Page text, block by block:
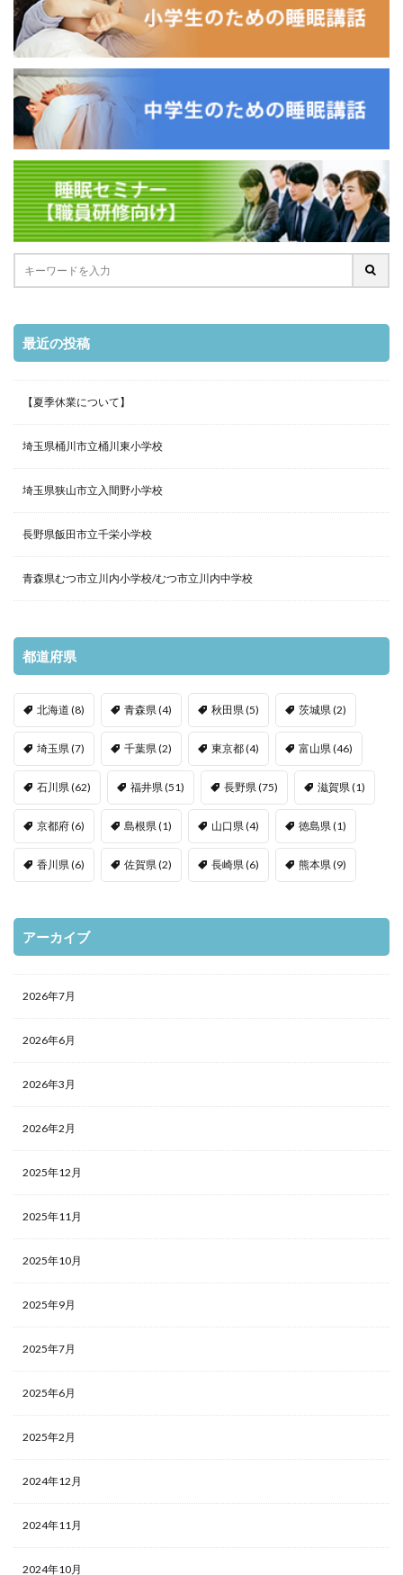
最近の投稿
【夏季休業について】
埼玉県桶川市立桶川東小学校
埼玉県狭山市立入間野小学校
長野県飯田市立千栄小学校
青森県むつ市立川内小学校/むつ市立川内中学校
都道府県
北海道 (8) 青森県(4) 秋田県(5) 茨城県(2)
埼玉県(7) 千葉県(2) 東京都(4) 富山県(46)
石川県(62) 福井県(51) 長野県(75) 滋賀県(1)
京都府(6) 島根県(1) 山口県(4) 徳島県(1)
香川県(6) 佐賀県(2) 長崎県(6) 熊本県(9)
アーカイブ
2026年7月
2026年6月
2026年3月
2026年2月
2025年12月
2025年11月
2025年10月
2025年9月
2025年7月
2025年6月
2025年2月
2024年12月
2024年11月
2024年10月